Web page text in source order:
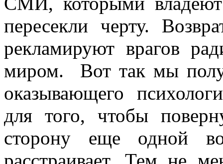
пересекли черту.
рекламируют врагов
миром.
Вот так мы
оказывающего
для того, чтобы
сторону еще одной